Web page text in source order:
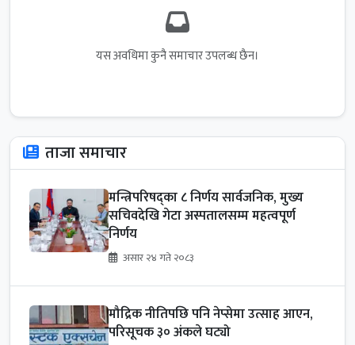
यस अवधिमा कुनै समाचार उपलब्ध छैन।
ताजा समाचार
मन्त्रिपरिषद्का ८ निर्णय सार्वजनिक, मुख्य
सचिवदेखि गेटा अस्पतालसम्म महत्वपूर्ण
निर्णय
असार २४ गते २०८३
मौद्रिक नीतिपछि पनि नेप्सेमा उत्साह आएन,
परिसूचक ३० अंकले घट्यो